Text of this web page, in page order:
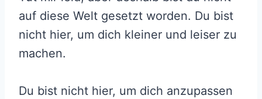
auf diese Welt gesetzt worden. Du bist
nicht hier, um dich kleiner und leiser zu
machen.
Du bist nicht hier, um dich anzupassen